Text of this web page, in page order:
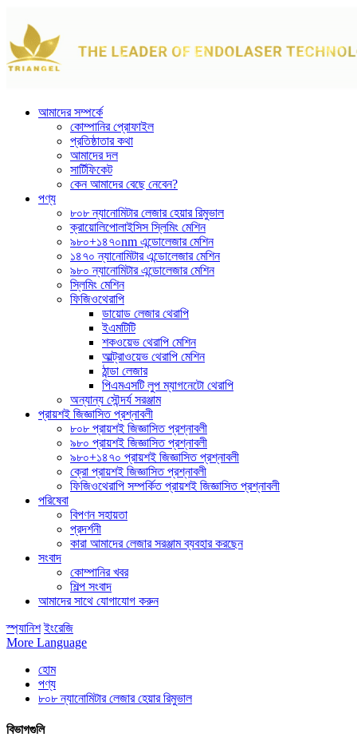
আমাদের সম্পর্কে
কোম্পানির প্রোফাইল
প্রতিষ্ঠাতার কথা
আমাদের দল
সার্টিফিকেট
কেন আমাদের বেছে নেবেন?
পণ্য
৮০৮ ন্যানোমিটার লেজার হেয়ার রিমুভাল
ক্রায়োলিপোলাইসিস স্লিমিং মেশিন
৯৮০+১৪৭০nm এন্ডোলেজার মেশিন
১৪৭০ ন্যানোমিটার এন্ডোলেজার মেশিন
৯৮০ ন্যানোমিটার এন্ডোলেজার মেশিন
স্লিমিং মেশিন
ফিজিওথেরাপি
ডায়োড লেজার থেরাপি
ইএমটিটি
শকওয়েভ থেরাপি মেশিন
আল্ট্রাওয়েভ থেরাপি মেশিন
ঠান্ডা লেজার
পিএমএসটি লুপ ম্যাগনেটো থেরাপি
অন্যান্য সৌন্দর্য সরঞ্জাম
প্রায়শই জিজ্ঞাসিত প্রশ্নাবলী
৮০৮ প্রায়শই জিজ্ঞাসিত প্রশ্নাবলী
৯৮০ প্রায়শই জিজ্ঞাসিত প্রশ্নাবলী
৯৮০+১৪৭০ প্রায়শই জিজ্ঞাসিত প্রশ্নাবলী
ক্রো প্রায়শই জিজ্ঞাসিত প্রশ্নাবলী
ফিজিওথেরাপি সম্পর্কিত প্রায়শই জিজ্ঞাসিত প্রশ্নাবলী
পরিষেবা
বিপণন সহায়তা
প্রদর্শনী
কারা আমাদের লেজার সরঞ্জাম ব্যবহার করছেন
সংবাদ
কোম্পানির খবর
শিল্প সংবাদ
আমাদের সাথে যোগাযোগ করুন
স্প্যানিশ ইংরেজি
More Language
হোম
পণ্য
৮০৮ ন্যানোমিটার লেজার হেয়ার রিমুভাল
বিভাগগুলি